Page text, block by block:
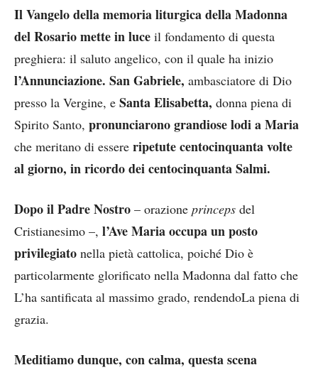
Il Vangelo della memoria liturgica della Madonna
del Rosario mette in luce il fondamento di questa
preghiera: il saluto angelico, con il quale ha inizio
l’Annunciazione. San Gabriele, ambasciatore di Dio
presso la Vergine, e Santa Elisabetta, donna piena di
Spirito Santo, pronunciarono grandiose lodi a Maria
che meritano di essere ripetute centocinquanta volte
al giorno, in ricordo dei centocinquanta Salmi.
Dopo il Padre Nostro – orazione princeps del
Cristianesimo –, l’Ave Maria occupa un posto
privilegiato nella pietà cattolica, poiché Dio è
particolarmente glorificato nella Madonna dal fatto che
L’ha santificata al massimo grado, rendendoLa piena di
grazia.
Meditiamo dunque, con calma, questa scena